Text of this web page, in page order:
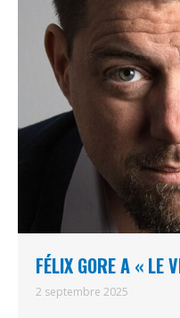
FÉLIX GORE A « LE
2 septembre 2025